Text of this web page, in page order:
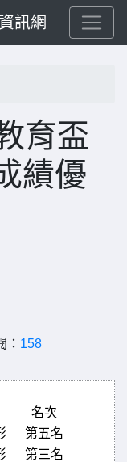
訊網
育盃
績優
158
名次
第五名
第三名